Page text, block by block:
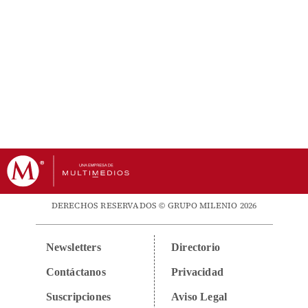
DERECHOS RESERVADOS © GRUPO MILENIO 2026
Newsletters
Contáctanos
Suscripciones
Directorio
Privacidad
Aviso Legal